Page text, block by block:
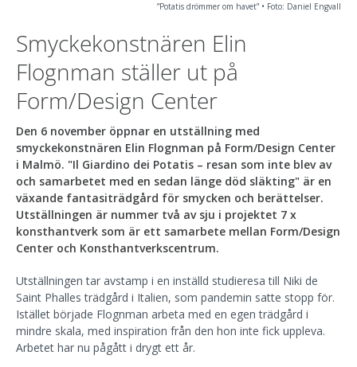
”Potatis drömmer om havet” • Foto: Daniel Engvall
Smyckekonstnären Elin
Flognman ställer ut på
Form/Design Center
Den 6 november öppnar en utställning med
smyckekonstnären Elin Flognman på Form/Design Center
i Malmö. "Il Giardino dei Potatis – resan som inte blev av
och samarbetet med en sedan länge död släkting" är en
växande fantasiträdgård för smycken och berättelser.
Utställningen är nummer två av sju i projektet 7 x
konsthantverk som är ett samarbete mellan Form/Design
Center och Konsthantverkscentrum.
Utställningen tar avstamp i en inställd studieresa till Niki de
Saint Phalles trädgård i Italien, som pandemin satte stopp för.
Istället började Flognman arbeta med en egen trädgård i
mindre skala, med inspiration från den hon inte fick uppleva.
Arbetet har nu pågått i drygt ett år.